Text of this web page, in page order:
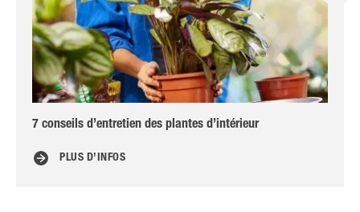
7 conseils d’entretien des plantes d’intérieur
PLUS D’INFOS